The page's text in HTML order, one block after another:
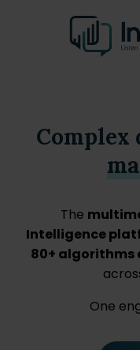
The
Intelligence
80+ algorithms
One